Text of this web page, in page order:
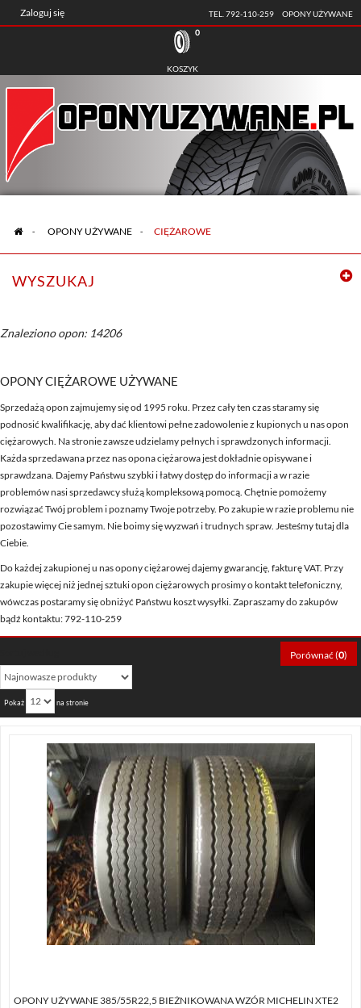
Zaloguj się OPONY UŻYWANE
TEL. 792-110-259
0
KOSZYK
> OPONY UŻYWANE > CIĘŻAROWE
WYSZUKAJ
Znaleziono opon: 14206
OPONY CIĘŻAROWE UŻYWANE
Sprzedażą opon zajmujemy się od 1995 roku. Przez cały ten czas staramy się
podnosić kwalifikację, aby dać klientowi pełne zadowolenie z kupionych u nas opon
ciężarowych. Na stronie zawsze udzielamy pełnych i sprawdzonych informacji.
Każda sprzedawana przez nas opona ciężarowa jest dokładnie opisywane i
sprawdzana. Dajemy Państwu szybki i łatwy dostęp do informacji a w razie
problemów nasi sprzedawcy służą kompleksową pomocą. Chętnie pomożemy
rozwiązać Twój problem i poznamy Twoje potrzeby. Po zakupie w razie problemu nie
pozostawimy Cie samym. Nie boimy się wyzwań i trudnych spraw. Jesteśmy tutaj dla
Ciebie.
Do każdej zakupionej u nas opony ciężarowej dajemy gwarancję, fakturę VAT. Przy
zakupie więcej niż jednej sztuki opon ciężarowych prosimy o kontakt telefoniczny,
wówczas postaramy się obniżyć Państwu koszt wysyłki. Zapraszamy do zakupów
bądź kontaktu: 792-110-259
Pokaż na stronie
Porównać (0)
OPONY UŻYWANE 385/55R22,5 BIEŻNIKOWANA WZÓR MICHELIN XTE2